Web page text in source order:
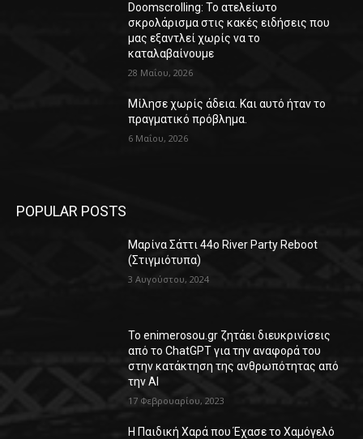
Doomscrolling: Το ατελείωτο
σκρολάρισμα στις κακές ειδήσεις που
μας εξαντλεί χωρίς να το
καταλαβαίνουμε
28 Μαΐου, 2026
Μίλησε χωρίς άδεια. Και αυτό ήταν το
πραγματικό πρόβλημα.
6 Μαΐου, 2026
POPULAR POSTS
Μαρίνα Σάττι 44o River Party Reboot
(Στιγμιότυπα)
3 Αυγούστου, 2024
Το enimerosou.gr ζητάει διευκρινίσεις
από το ChatGPT για την αναφορά του
στην κατάκτηση της ανθρωπότητας από
την AI
17 Φεβρουαρίου, 2023
Η Παιδική Χαρά που Έχασε το Χαμόγελό